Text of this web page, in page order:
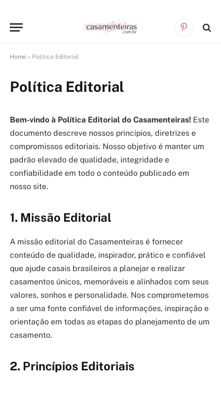
Pinterest
Home » Política Editorial
Política Editorial
Bem-vindo à Política Editorial do Casamenteiras! Este
documento descreve nossos princípios, diretrizes e
compromissos editoriais. Nosso objetivo é manter um
padrão elevado de qualidade, integridade e
confiabilidade em todo o conteúdo publicado em
nosso site.
1. Missão Editorial
A missão editorial do Casamenteiras é fornecer
conteúdo de qualidade, inspirador, prático e confiável
que ajude casais brasileiros a planejar e realizar
casamentos únicos, memoráveis e alinhados com seus
valores, sonhos e personalidade. Nos comprometemos
a ser uma fonte confiável de informações, inspiração e
orientação em todas as etapas do planejamento de um
casamento.
2. Princípios Editoriais